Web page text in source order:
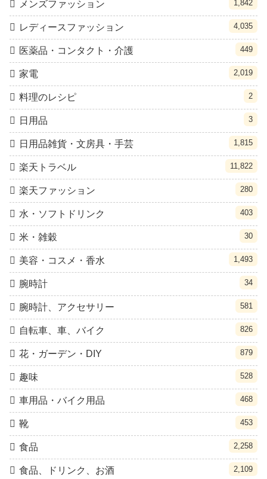
メンズファッション 1,842
レディースファッション 4,035
医薬品・コンタクト・介護 449
家電 2,019
料理のレシピ 2
日用品 3
日用品雑貨・文房具・手芸 1,815
楽天トラベル 11,822
楽天ファッション 280
水・ソフトドリンク 403
米・雑穀 30
美容・コスメ・香水 1,493
腕時計 34
腕時計、アクセサリー 581
自転車、車、バイク 826
花・ガーデン・DIY 879
趣味 528
車用品・バイク用品 468
靴 453
食品 2,258
食品、ドリンク、お酒 2,109